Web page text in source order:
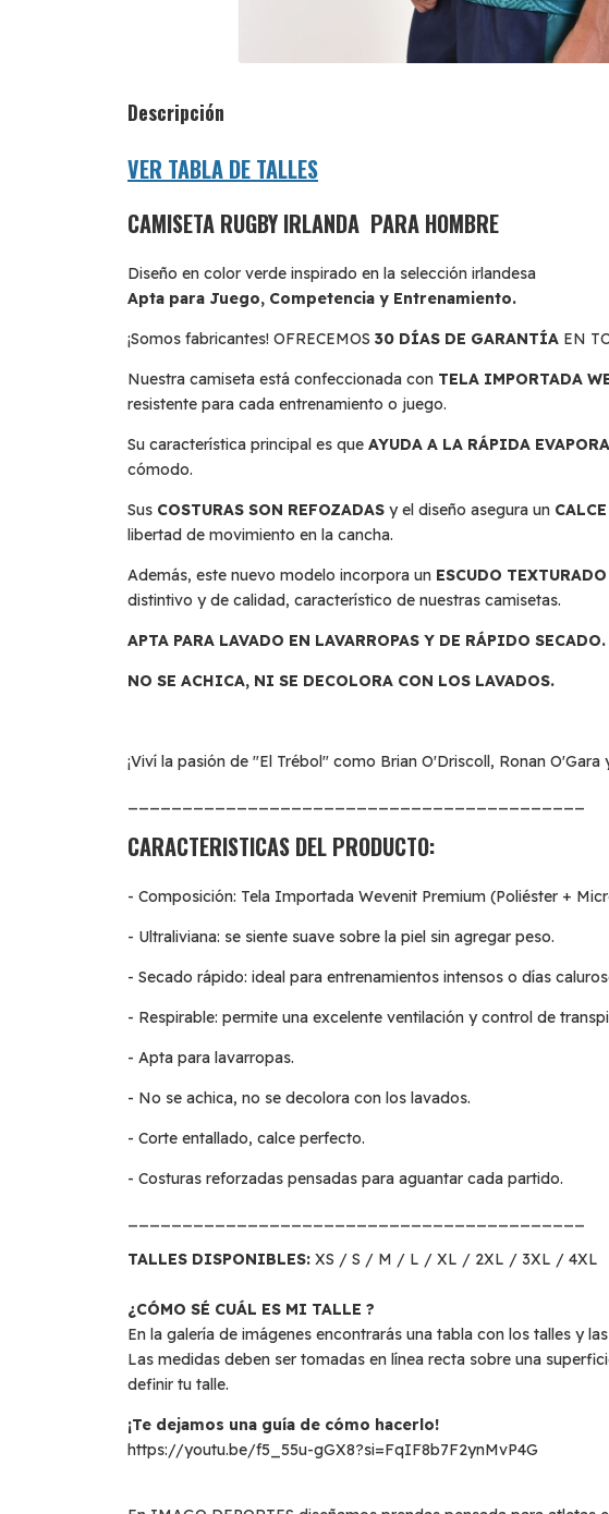
Descripción
VER TABLA DE TALLES
CAMISETA RUGBY IRLANDA PARA HOMBRE
Diseño en color verde inspirado en la selección irlandesa
Apta para Juego, Competencia y Entrenamiento.
¡Somos fabricantes! OFRECEMOS 30 DÍAS DE GARANTÍA EN
Nuestra camiseta está confeccionada con TELA IMPORTADA
resistente para cada entrenamiento o juego.
Su característica principal es que AYUDA A LA RÁPIDA
cómodo.
Sus COSTURAS SON REFOZADAS y el diseño asegura un
libertad de movimiento en la cancha.
Además, este nuevo modelo incorpora un ESCUDO
distintivo y de calidad, característico de nuestras camisetas.
APTA PARA LAVADO EN LAVARROPAS Y DE RÁPIDO SECADO.
NO SE ACHICA, NI SE DECOLORA CON LOS LAVADOS.
¡Viví la pasión de "El Trébol" como Brian O'Driscoll, Ronan O'Gara
CARACTERISTICAS DEL PRODUCTO:
- Composición: Tela Importada Wevenit Premium (Poliéster +
- Ultraliviana: se siente suave sobre la piel sin agregar peso.
- Secado rápido: ideal para entrenamientos intensos o días
- Respirable: permite una excelente ventilación y control de
- Apta para lavarropas.
- No se achica, no se decolora con los lavados.
- Corte entallado, calce perfecto.
- Costuras reforzadas pensadas para aguantar cada partido.
TALLES DISPONIBLES: XS / S / M / L / XL / 2XL / 3XL / 4XL
¿CÓMO SÉ CUÁL ES MI TALLE ?
En la galería de imágenes encontrarás una tabla con los talles y
Las medidas deben ser tomadas en línea recta sobre una
definir tu talle.
¡Te dejamos una guía de cómo hacerlo!
https://youtu.be/f5_55u-gGX8?si=FqIF8b7F2ynMvP4G